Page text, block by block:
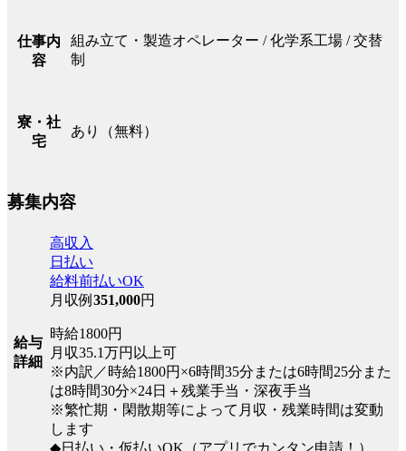
仕事内
容
組み立て・製造オペレーター / 化学系工場 / 交替
制
寮・社
宅
あり（無料）
募集内容
給与
詳細
高収入
日払い
給料前払いOK
月収例 351,000円
時給1800円
月収35.1万円以上可
※内訳／時給1800円×6時間35分または6時間25分また
は8時間30分×24日＋残業手当・深夜手当
※繁忙期・閑散期等によって月収・残業時間は変動
します
◆日払い・仮払いOK（アプリでカンタン申請！）